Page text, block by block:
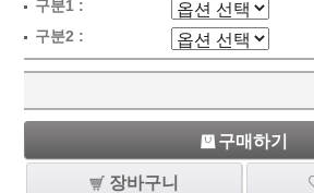
구분1 :
구분2 :
구매하기
장바구니